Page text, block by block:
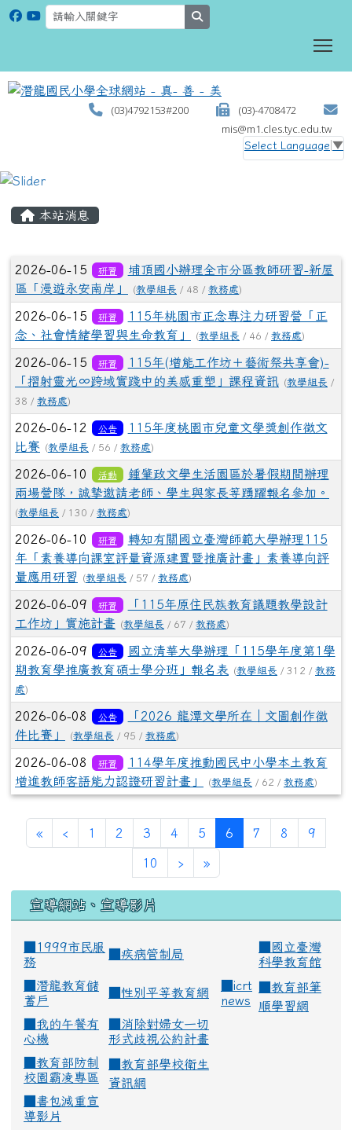
(03)4792153#200
(03)-4708472
mis@m1.cles.tyc.edu.tw
Select Language ▼
本站消息
文章列表
2026-06-15 研習
埔頂國小辦理全市分區教師研習-新屋
區「漫遊永安南岸」
(教學組長 / 48 / 教務處)
2026-06-15 研習
115年桃園市正念專注力研習營「正
念、社會情緒學習與生命教育」
(教學組長 / 46 / 教務處)
2026-06-15 研習
115年(增能工作坊＋藝術祭共享會)-
「摺射靈光∞跨域實踐中的美感重塑」課程資訊 (教學組長 /
38 / 教務處)
2026-06-12 公告
115年度桃園市兒童文學獎創作徵文
比賽
(教學組長 / 56 / 教務處)
2026-06-10 活動
鍾肇政文學生活園區於暑假期間辦理
兩場營隊，誠摯邀請老師、學生與家長等踴躍報名參加。
(教學組長 / 130 / 教務處)
2026-06-10 研習
轉知有關國立臺灣師範大學辦理115
年「素養導向課室評量資源建置暨推廣計畫」素養導向評
量應用研習
(教學組長 / 57 / 教務處)
2026-06-09 研習
「115年原住民族教育議題教學設計
工作坊」實施計畫 (教學組長 / 67 / 教務處)
2026-06-09 公告
國立清華大學辦理「115學年度第1學
期教育學推廣教育碩士學分班」報名表
(教學組長 / 312 / 教務
處)
2026-06-08 公告
「2026 龍潭文學所在｜文圖創作徵
件比賽」
(教學組長 / 95 / 教務處)
2026-06-08 研習
114學年度推動國民中小學本土教育
增進教師客語能力認證研習計畫」
(教學組長 / 62 / 教務處)
« ‹ 1 2 3 4 5 6 (current)
7 8 9
10 › »
宣導網站、宣導影片
■1999市民服
務
疾病管制局
國立臺灣
科學教育館
潛龍教育儲
蓄戶
性別平等教育網
icrt
news
教育部筆
順學習網
我的午餐有
心機
消除對婦女一切
形式歧視公約計畫
教育部防制
校園霸凌專區
教育部學校衛生
資訊網
書包減重宣
導影片